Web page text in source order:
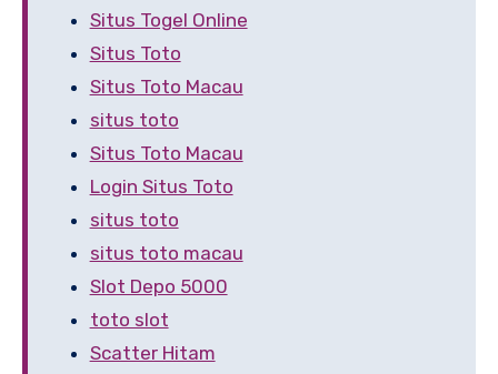
Situs Togel Online
Situs Toto
Situs Toto Macau
situs toto
Situs Toto Macau
Login Situs Toto
situs toto
situs toto macau
Slot Depo 5000
toto slot
Scatter Hitam